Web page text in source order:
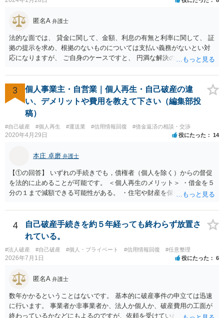
匿名A 弁護士
法的な面では、 貸金に関して、金額、利息の有無と利率に関して、 証
拠の提示を求め、根拠のないものについては支払い義務がないとい対
応になりますが、 ご自身のケースですと、 円満な解決のため、一定程
けではありません）。 何某かの主張をされた場合、あらためて弁護士
に相談されるという形でよいかと思います。
3
個人事業主・自営業｜個人再生・自己破産の違
い、デメリットや費用を教えて下さい（編集部投
稿）
#自己破産 #個人再生 #運送業 #信用情報回復 #借金返済の相談・交渉
2020年4月29日 役にたった 14
本庄 卓磨 弁護士
【①の回答】 いずれの手続きでも，債権者（個人を除く）からの督促
を法的に止めることが可能です。 ＜個人再生のメリット＞ ・借金を５
分の１まで減額できる可能性がある。 ・住宅や財産を保持できる（た
理的抵抗が小さい（個人差あり）。 ＜自己破産のメリット＞ ・税金等
の滞納分を除き，借金を返済する必要がなくなる。 【②の回答】 ・個
人再生・破産ともに，信用情報に事故情報（いわゆるブラックリス
ト）として登録されますので，５年～１０年ほどは新たに借金をする
ことはできません。また，住宅や店舗を借りる際，保証会社の審査も
通らなくなるため，保証人を立てて契約する必要がある場合がありま
す。 ・ご家族名義の財産を処分する必要はありません。 ・個人再生・
破産ともに，返済が困難な状況に陥っている以上，事業継続は難しい
場合が多いです。もっとも，手続き終了後，新たに事業を行うことは
できます。 ・個人再生・破産ともに，裁判所で手続きを進める際に官
報に掲載されます。そのため，第三者に知られる可能性はゼロではあ
4
自己破産手続きを約５年経っても終わらず放置さ
れている。
#法人破産 #自己破産 #個人・プライベート #信用情報回復 #任意整理
2026年7月1日 役にたった 6
匿名A 弁護士
数年かかるということはないです。 基本的に破産事件の申立ては迅速
に行います。 事業者か非事業者か、法人か個人か、破産費用の工面が
終わっているかなどにもよるのですが、依頼を受けていれば責任が発